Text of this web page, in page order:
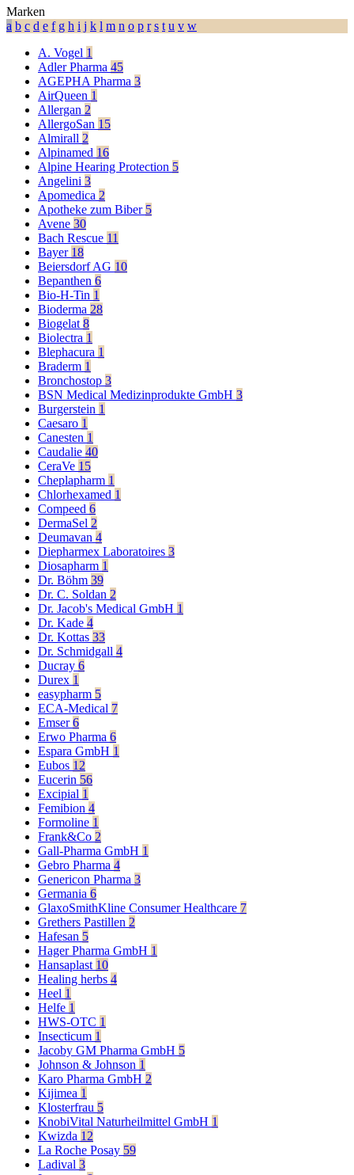
Marken
a b c d e f g h i j k l m n o p r s t u v w
A. Vogel 1
Adler Pharma 45
AGEPHA Pharma 3
AirQueen 1
Allergan 2
AllergoSan 15
Almirall 2
Alpinamed 16
Alpine Hearing Protection 5
Angelini 3
Apomedica 2
Apotheke zum Biber 5
Avene 30
Bach Rescue 11
Bayer 18
Beiersdorf AG 10
Bepanthen 6
Bio-H-Tin 1
Bioderma 28
Biogelat 8
Biolectra 1
Blephacura 1
Braderm 1
Bronchostop 3
BSN Medical Medizinprodukte GmbH 3
Burgerstein 1
Caesaro 1
Canesten 1
Caudalie 40
CeraVe 15
Cheplapharm 1
Chlorhexamed 1
Compeed 6
DermaSel 2
Deumavan 4
Diepharmex Laboratoires 3
Diosapharm 1
Dr. Böhm 39
Dr. C. Soldan 2
Dr. Jacob's Medical GmbH 1
Dr. Kade 4
Dr. Kottas 33
Dr. Schmidgall 4
Ducray 6
Durex 1
easypharm 5
ECA-Medical 7
Emser6
Erwo Pharma 6
Espara GmbH 1
Eubos 12
Eucerin 56
Excipial 1
Femibion 4
Formoline 1
Frank&Co 2
Gall-Pharma GmbH 1
Gebro Pharma 4
Genericon Pharma 3
Germania 6
GlaxoSmithKline Consumer Healthcare 7
Grethers Pastillen 2
Hafesan 5
Hager Pharma GmbH 1
Hansaplast 10
Healing herbs 4
Heel 1
Helfe 1
HWS-OTC 1
Insecticum 1
Jacoby GM Pharma GmbH 5
Johnson & Johnson 1
Karo Pharma GmbH 2
Kijimea 1
Klosterfrau 5
KnobiVital Naturheilmittel GmbH 1
Kwizda 12
La Roche Posay 59
Ladival 3